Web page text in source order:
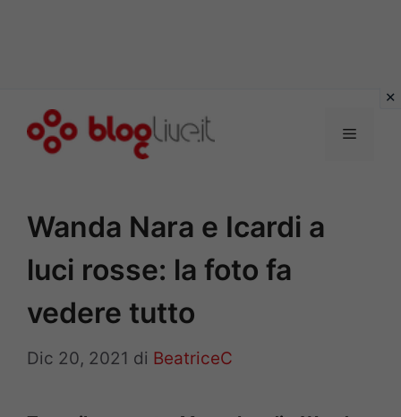
Menu
Wanda Nara e Icardi a
luci rosse: la foto fa
vedere tutto
Dic 20, 2021 di BeatriceC